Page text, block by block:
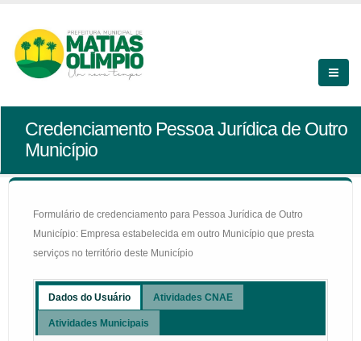
Credenciamento Pessoa Jurídica de Outro
Município
Formulário de credenciamento para Pessoa Jurídica de Outro
Município: Empresa estabelecida em outro Município que presta
serviços no território deste Município
Dados do Usuário Atividades CNAE
Atividades Municipais